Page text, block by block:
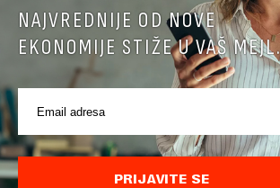
POVEZANI SADRŽAJI
NAJVREDNIJE OD NOVE
EKONOMIJE STIŽE U VAŠ
PRIJAVITE SE